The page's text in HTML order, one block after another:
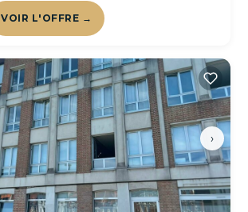
VOIR L'OFFRE →
›